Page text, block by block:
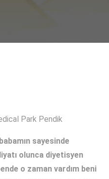
Park Pendik
sayesinde
olunca diyetisyen
o zaman vardım beni